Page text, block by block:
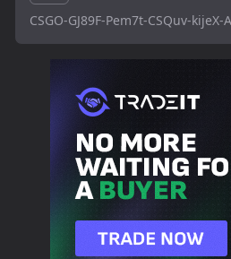
CSGO-GJ89F-Pem7t-CSQuv-kijeX-